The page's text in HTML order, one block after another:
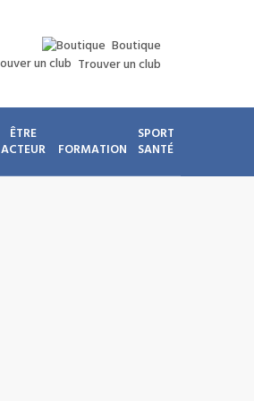
Boutique
Trouver un club
ÊTRE
ACTEUR
FORMATION
SPORT
SANTÉ